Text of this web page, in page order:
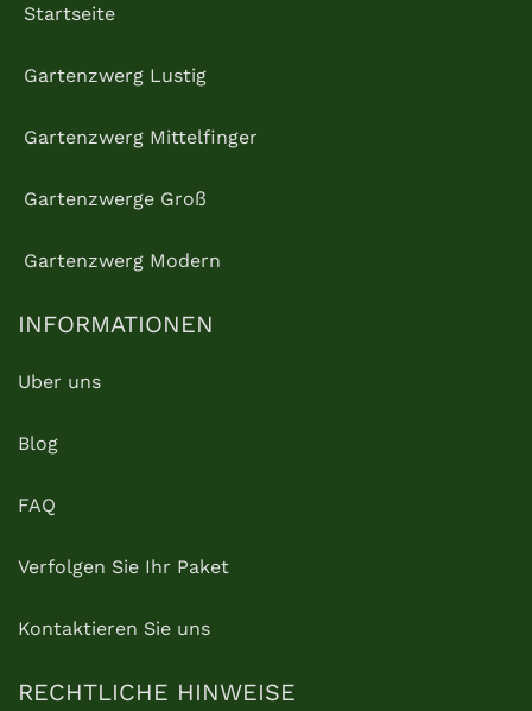
Startseite
Gartenzwerg Lustig
Gartenzwerg Mittelfinger
Gartenzwerge Groß
Gartenzwerg Modern
INFORMATIONEN
Uber uns
Blog
FAQ
Verfolgen Sie Ihr Paket
Kontaktieren Sie uns
RECHTLICHE HINWEISE